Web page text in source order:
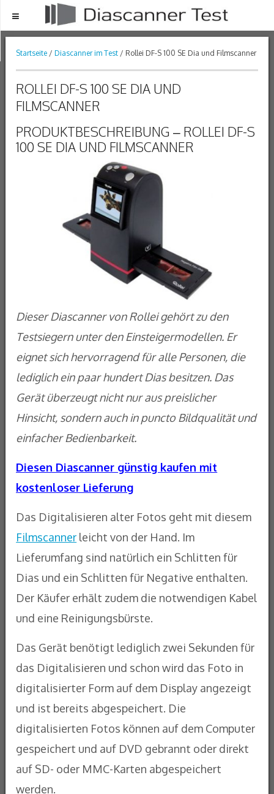
Menu
Startseite /Diascanner im Test / Rollei DF-S 100 SE Dia und Filmscanner
ROLLEI DF-S 100 SE DIA UND
FILMSCANNER
PRODUKTBESCHREIBUNG – ROLLEI DF-S
100 SE DIA UND FILMSCANNER
Dieser Diascanner von Rollei gehört zu den
Testsiegern unter den Einsteigermodellen. Er
eignet sich hervorragend für alle Personen, die
lediglich ein paar hundert Dias besitzen. Das
Gerät überzeugt nicht nur aus preislicher
Hinsicht, sondern auch in puncto Bildqualität und
einfacher Bedienbarkeit.
Diesen Diascanner günstig kaufen mit
kostenloser Lieferung
Das Digitalisieren alter Fotos geht mit diesem
Filmscanner leicht von der Hand. Im
Lieferumfang sind natürlich ein Schlitten für
Dias und ein Schlitten für Negative enthalten.
Der Käufer erhält zudem die notwendigen Kabel
und eine Reinigungsbürste.
Das Gerät benötigt lediglich zwei Sekunden für
das Digitalisieren und schon wird das Foto in
digitalisierter Form auf dem Display angezeigt
und ist bereits abgespeichert. Die
digitalisierten Fotos können auf dem Computer
gespeichert und auf DVD gebrannt oder direkt
auf SD- oder MMC-Karten abgespeichert
werden.